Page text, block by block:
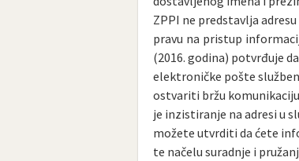
ZPPI ne predstavlja
pravu na pristup
(2016. godina) potvrđuje
elektroničke pošte
ostvariti bržu
je inzistiranje na adresi u
možete utvrditi da ćete
te načelu suradnje i